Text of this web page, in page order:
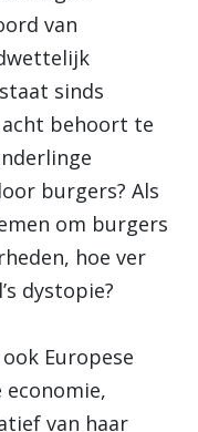
van
sinds
behoort te
burgers? Als
om burgers
hoe ver
dystopie?
Europese
van haar